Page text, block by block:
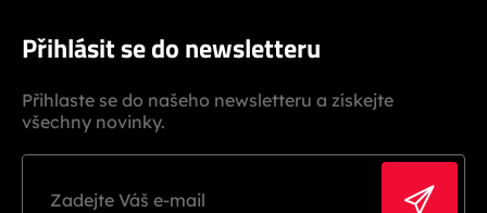
Přihlásit se do newsletteru
Přihlaste se do našeho newsletteru a získejte
všechny novinky.